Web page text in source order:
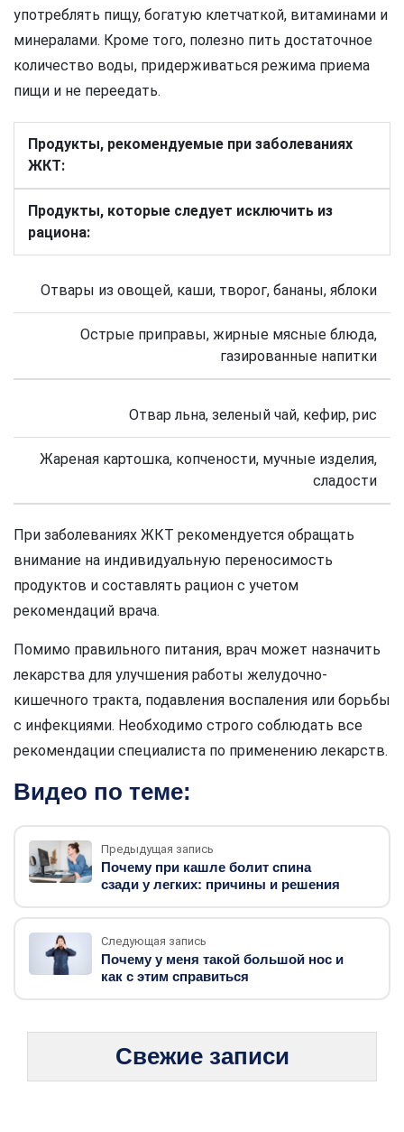
употреблять пищу, богатую клетчаткой, витаминами и
минералами. Кроме того, полезно пить достаточное
количество воды, придерживаться режима приема
пищи и не переедать.
Продукты, рекомендуемые при заболеваниях
ЖКТ:
Продукты, которые следует исключить из
рациона:
Отвары из овощей, каши, творог, бананы, яблоки
Острые приправы, жирные мясные блюда,
газированные напитки
Отвар льна, зеленый чай, кефир, рис
Жареная картошка, копчености, мучные изделия,
сладости
При заболеваниях ЖКТ рекомендуется обращать
внимание на индивидуальную переносимость
продуктов и составлять рацион с учетом
рекомендаций врача.
Помимо правильного питания, врач может назначить
лекарства для улучшения работы желудочно-
кишечного тракта, подавления воспаления или борьбы
с инфекциями. Необходимо строго соблюдать все
рекомендации специалиста по применению лекарств.
Видео по теме:
Предыдущая запись
Почему при кашле болит спина
сзади у легких: причины и решения
Следующая запись
Почему у меня такой большой нос и
как с этим справиться
Свежие записи